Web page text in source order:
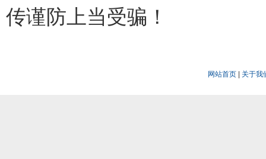
传谨防上当受骗！
网站首页| 关于我